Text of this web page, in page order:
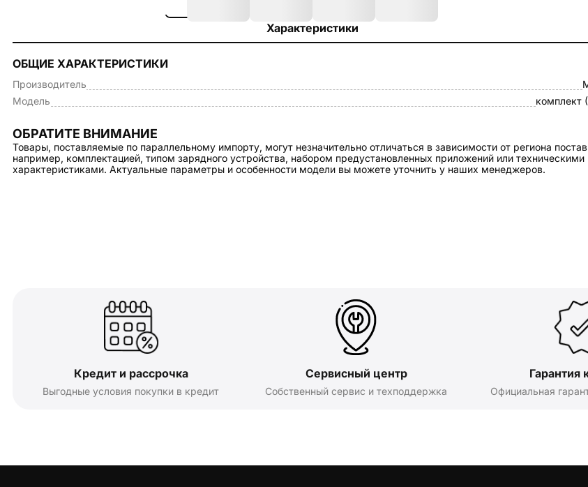
Характеристики
ОБЩИЕ ХАРАКТЕРИСТИКИ
Производитель
Модель
комплект
ОБРАТИТЕ ВНИМАНИЕ
Товары, поставляемые по параллельному импорту, могут незначительно отличаться в зависимости от региона
например, комплектацией, типом зарядного устройства, набором предустановленных приложений или техническими
характеристиками. Актуальные параметры и особенности модели вы можете уточнить у наших менеджеров.
Кредит и рассрочка
Выгодные условия покупки в кредит
Сервисный центр
Собственный сервис и техподдержка
Гарантия
Официальная